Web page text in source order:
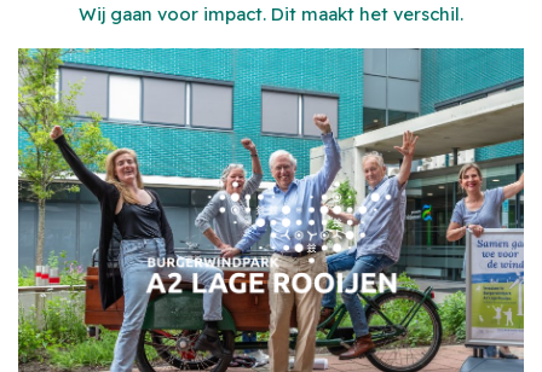
Wij gaan voor impact. Dit maakt het verschil.